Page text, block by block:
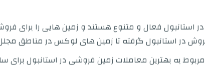
استانبول فعال و متنوع هستند و زمین هایی را برای
در استانبول گرفته تا زمین های لوکس در مناطق
زمین فروشی در استانبول برای سال 2026 می پردازیم و انواع زمین های موجود را توضیح می